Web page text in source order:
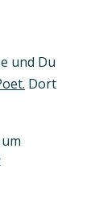
und Du
Dort